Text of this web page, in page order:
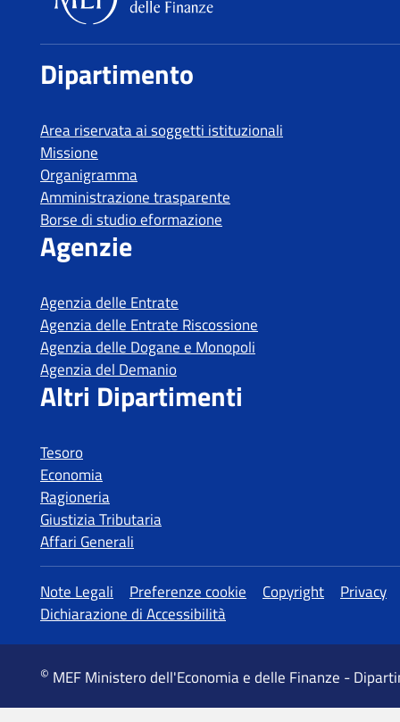
Dipartimento delle Finanze
Dipartimento
Area riservata ai soggetti istituzionali
Missione
Organigramma
Amministrazione trasparente
Borse di studio eformazione
Agenzie
Agenzia delle Entrate
Agenzia delle Entrate Riscossione
Agenzia delle Dogane e Monopoli
Agenzia del Demanio
Altri Dipartimenti
Tesoro
Economia
Ragioneria
Giustizia Tributaria
Affari Generali
Altre informazioni
Note Legali Preferenze cookie Copyright
Privacy
Dichiarazione di Accessibilità
© MEF Ministero dell'Economia e delle Finanze -